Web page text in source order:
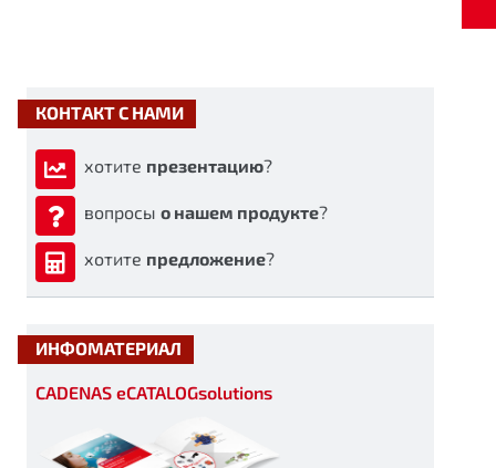
КОНТАКТ С НАМИ
хотите презентацию?
вопросы о нашем продукте?
хотите предложение?
ИНФОМАТЕРИАЛ
CADENAS eCATALOGsolutions